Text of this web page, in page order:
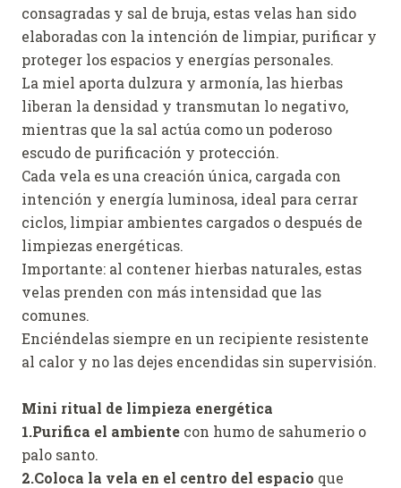
consagradas y sal de bruja, estas velas han sido
elaboradas con la intención de limpiar, purificar y
proteger los espacios y energías personales.
La miel aporta dulzura y armonía, las hierbas
liberan la densidad y transmutan lo negativo,
mientras que la sal actúa como un poderoso
escudo de purificación y protección.
Cada vela es una creación única, cargada con
intención y energía luminosa, ideal para cerrar
ciclos, limpiar ambientes cargados o después de
limpiezas energéticas.
Importante: al contener hierbas naturales, estas
velas prenden con más intensidad que las
comunes.
Enciéndelas siempre en un recipiente resistente
al calor y no las dejes encendidas sin supervisión.
Mini ritual de limpieza energética
1.Purifica el ambiente con humo de sahumerio o
palo santo.
2.Coloca la vela en el centro del espacio que